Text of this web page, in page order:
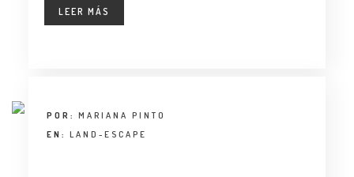
LEER MÁS
POR: MARIANA PINTO
EN: LAND-ESCAPE